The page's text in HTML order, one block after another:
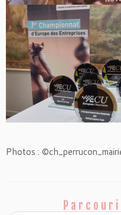
Photos :